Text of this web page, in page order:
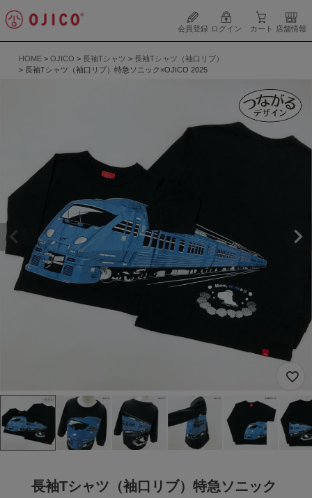
会員登録 ログイン カート 店舗情報
HOME OJICO 長袖Tシャツ
長袖Tシャツ（袖口リブ）
長袖Tシャツ（袖口リブ）特急ソニック×OJICO 2025
長袖Tシャツ（袖口リブ）特急ソニック